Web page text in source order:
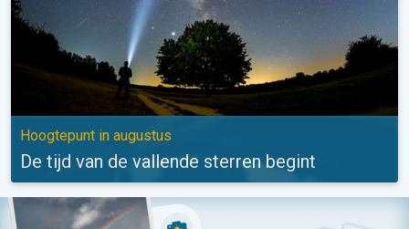
Hoogtepunt in augustus
De tijd van de vallende sterren begint